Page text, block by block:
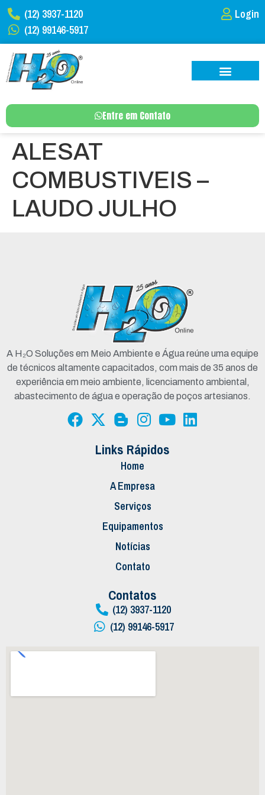
(12) 3937-1120
(12) 99146-5917
Login
Entre em Contato
ALESAT
COMBUSTIVEIS –
LAUDO JULHO
A H₂O Soluções em Meio Ambiente e Água reúne uma equipe
de técnicos altamente capacitados, com mais de 35 anos de
experiência em meio ambiente, licenciamento ambiental,
abastecimento de água e operação de poços artesianos.
Links Rápidos
Home
A Empresa
Serviços
Equipamentos
Notícias
Contato
Contatos
(12) 3937-1120
(12) 99146-5917